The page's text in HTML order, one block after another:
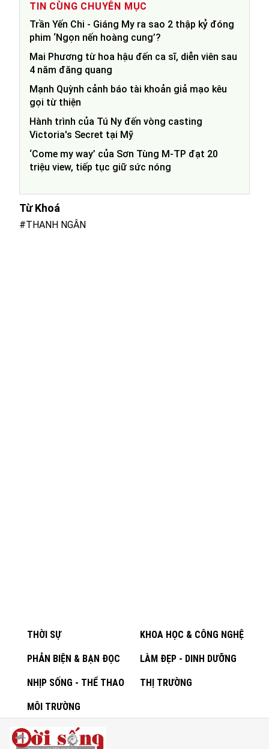
TIN CÙNG CHUYÊN MỤC
Trần Yến Chi - Giáng My ra sao 2 thập kỷ đóng
phim ‘Ngọn nến hoàng cung’?
Mai Phương từ hoa hậu đến ca sĩ, diễn viên sau
4 năm đăng quang
Mạnh Quỳnh cảnh báo tài khoản giả mạo kêu
gọi từ thiện
Hành trình của Tú Ny đến vòng casting
Victoria's Secret tại Mỹ
‘Come my way’ của Sơn Tùng M-TP đạt 20
triệu view, tiếp tục giữ sức nóng
Từ Khoá
#THANH NGÂN
THỜI SỰ KHOA HỌC & CÔNG NGHỆ
PHẢN BIỆN & BẠN ĐỌC LÀM ĐẸP - DINH DƯỠNG
NHỊP SỐNG - THỂ THAO THỊ TRƯỜNG
MÔI TRƯỜNG